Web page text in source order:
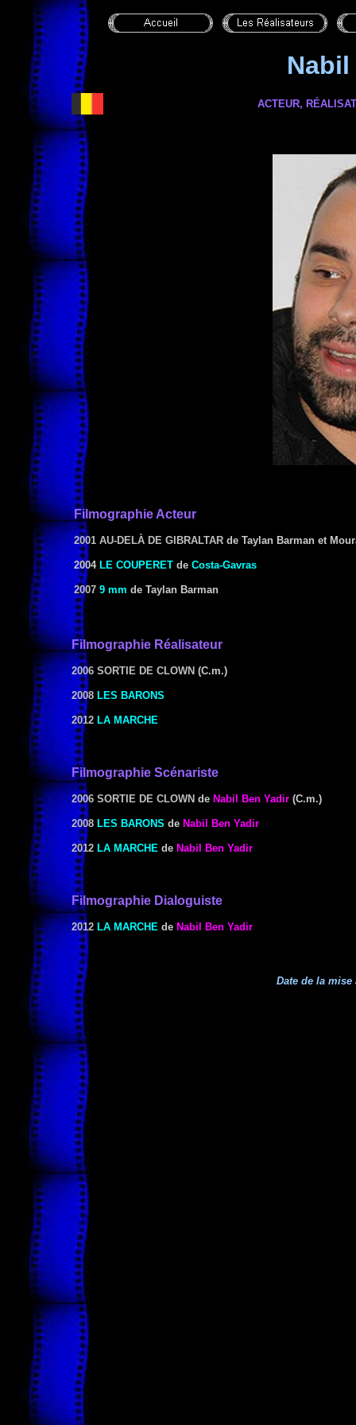
Nabil
ACTEUR,
Filmographie Acteur
2001 AU-DELÀ DE GIBRALTAR de Taylan Barman et
2004 LE COUPERET de Costa-Gavras
2007 9 mm de Taylan Barman
Filmographie Réalisateur
2006 SORTIE DE CLOWN (C.m.)
2008 LES BARONS
2012 LA MARCHE
Filmographie Scénariste
2006 SORTIE DE CLOWN de Nabil Ben Yadir (C.m.)
2008 LES BARONS de Nabil Ben Yadir
2012 LA MARCHE de Nabil Ben Yadir
Filmographie Dialoguiste
2012 LA MARCHE de Nabil Ben Yadir
Date de la